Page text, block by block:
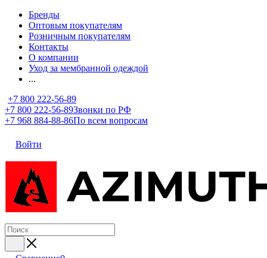
Бренды
Оптовым покупателям
Розничным покупателям
Контакты
О компании
Уход за мембранной одеждой
...
+7 800 222-56-89
+7 800 222-56-89Звонки по РФ
+7 968 884-88-86По всем вопросам
Войти